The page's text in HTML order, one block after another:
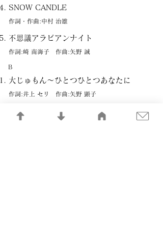
SNOW CANDLE
作詞・作曲:中村 治雄
不思議アラビアンナイト
作詞:崎 南海子 作曲:矢野 誠
B
大じゅもん～ひとつひとつあなたに
作詞:井上 セリ 作曲:矢野 顕子
バイ・バイ・オートバイ